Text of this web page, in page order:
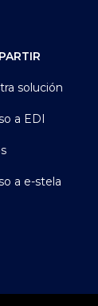
solución
a EDI
a e-stela